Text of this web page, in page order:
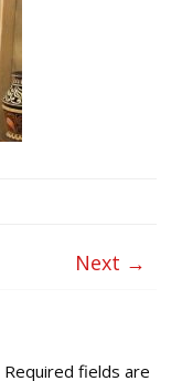
Next →
Required fields are